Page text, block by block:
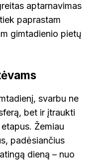
aptarnavimas
paprastam
gimtadienio pietų
svarbu ne
bet ir įtraukti
Žemiau
padėsiančius
dieną – nuo